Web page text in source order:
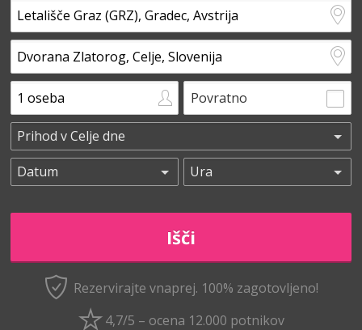
Povratno
Rezervirajte vnaprej. 100% zagotovljeno!
4,7/5 – ocena 12.000 potnikov